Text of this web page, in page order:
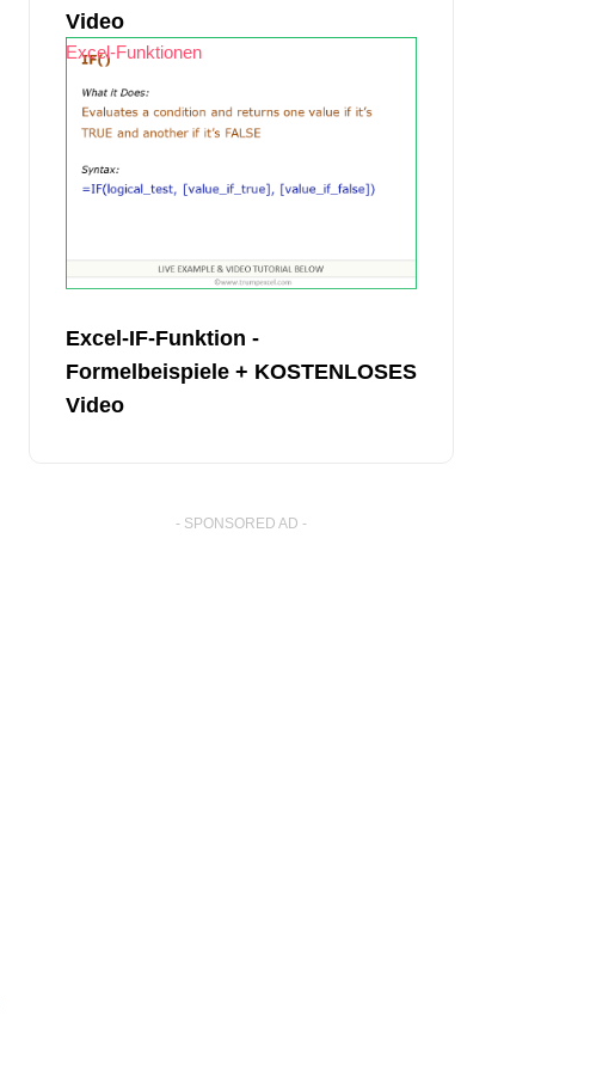
Video
Excel-Funktionen
Excel-IF-Funktion -
Formelbeispiele + KOSTENLOSES
Video
- SPONSORED AD -